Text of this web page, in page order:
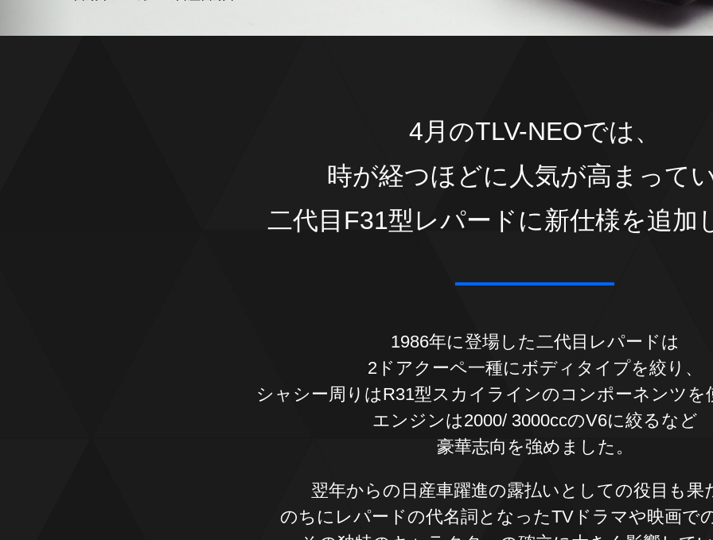
4月のTLV-NEOでは、
時が経つほどに人気が高まって
二代目F31型レパードに新仕様を追加
1986年に登場した二代目レパードは
2ドアクーペ一種に ボディタイプを絞り、
シャシー周りはR31型スカイラインの コンポーネンツを
エンジンは2000/ 3000ccのV6に絞るなど
豪華志向を強めました。
翌年からの日産車躍進の露払いとしての役目も果
のちにレパードの代名詞となったTVドラマや映画で